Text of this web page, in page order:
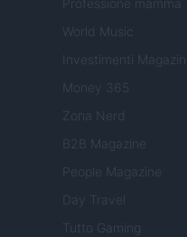
Professione mamma
World Music
Investimenti Magazine
Money 365
Zona Nerd
B2B Magazine
People Magazine
Day Travel
Tutto Gaming